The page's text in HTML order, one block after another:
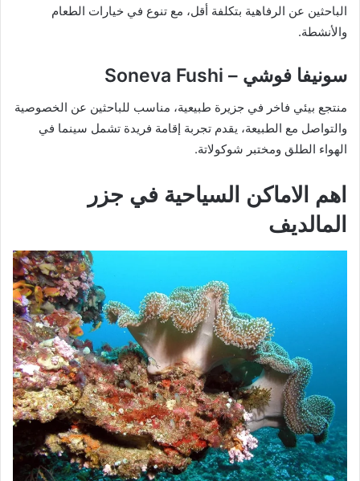
الباحثين عن الرفاهية بتكلفة أقل، مع تنوع في خيارات الطعام
والأنشطة.
سونيفا فوشي – Soneva Fushi
منتجع بيئي فاخر في جزيرة طبيعية، مناسب للباحثين عن الخصوصية
والتواصل مع الطبيعة، يقدم تجربة إقامة فريدة تشمل سينما في
الهواء الطلق ومختبر شوكولاتة.
اهم الاماكن السياحية في جزر
المالديف